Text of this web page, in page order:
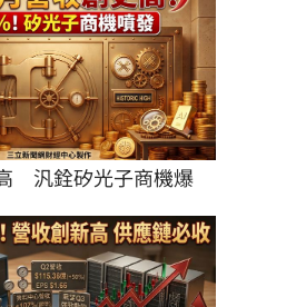
　汎銓矽光子商機爆